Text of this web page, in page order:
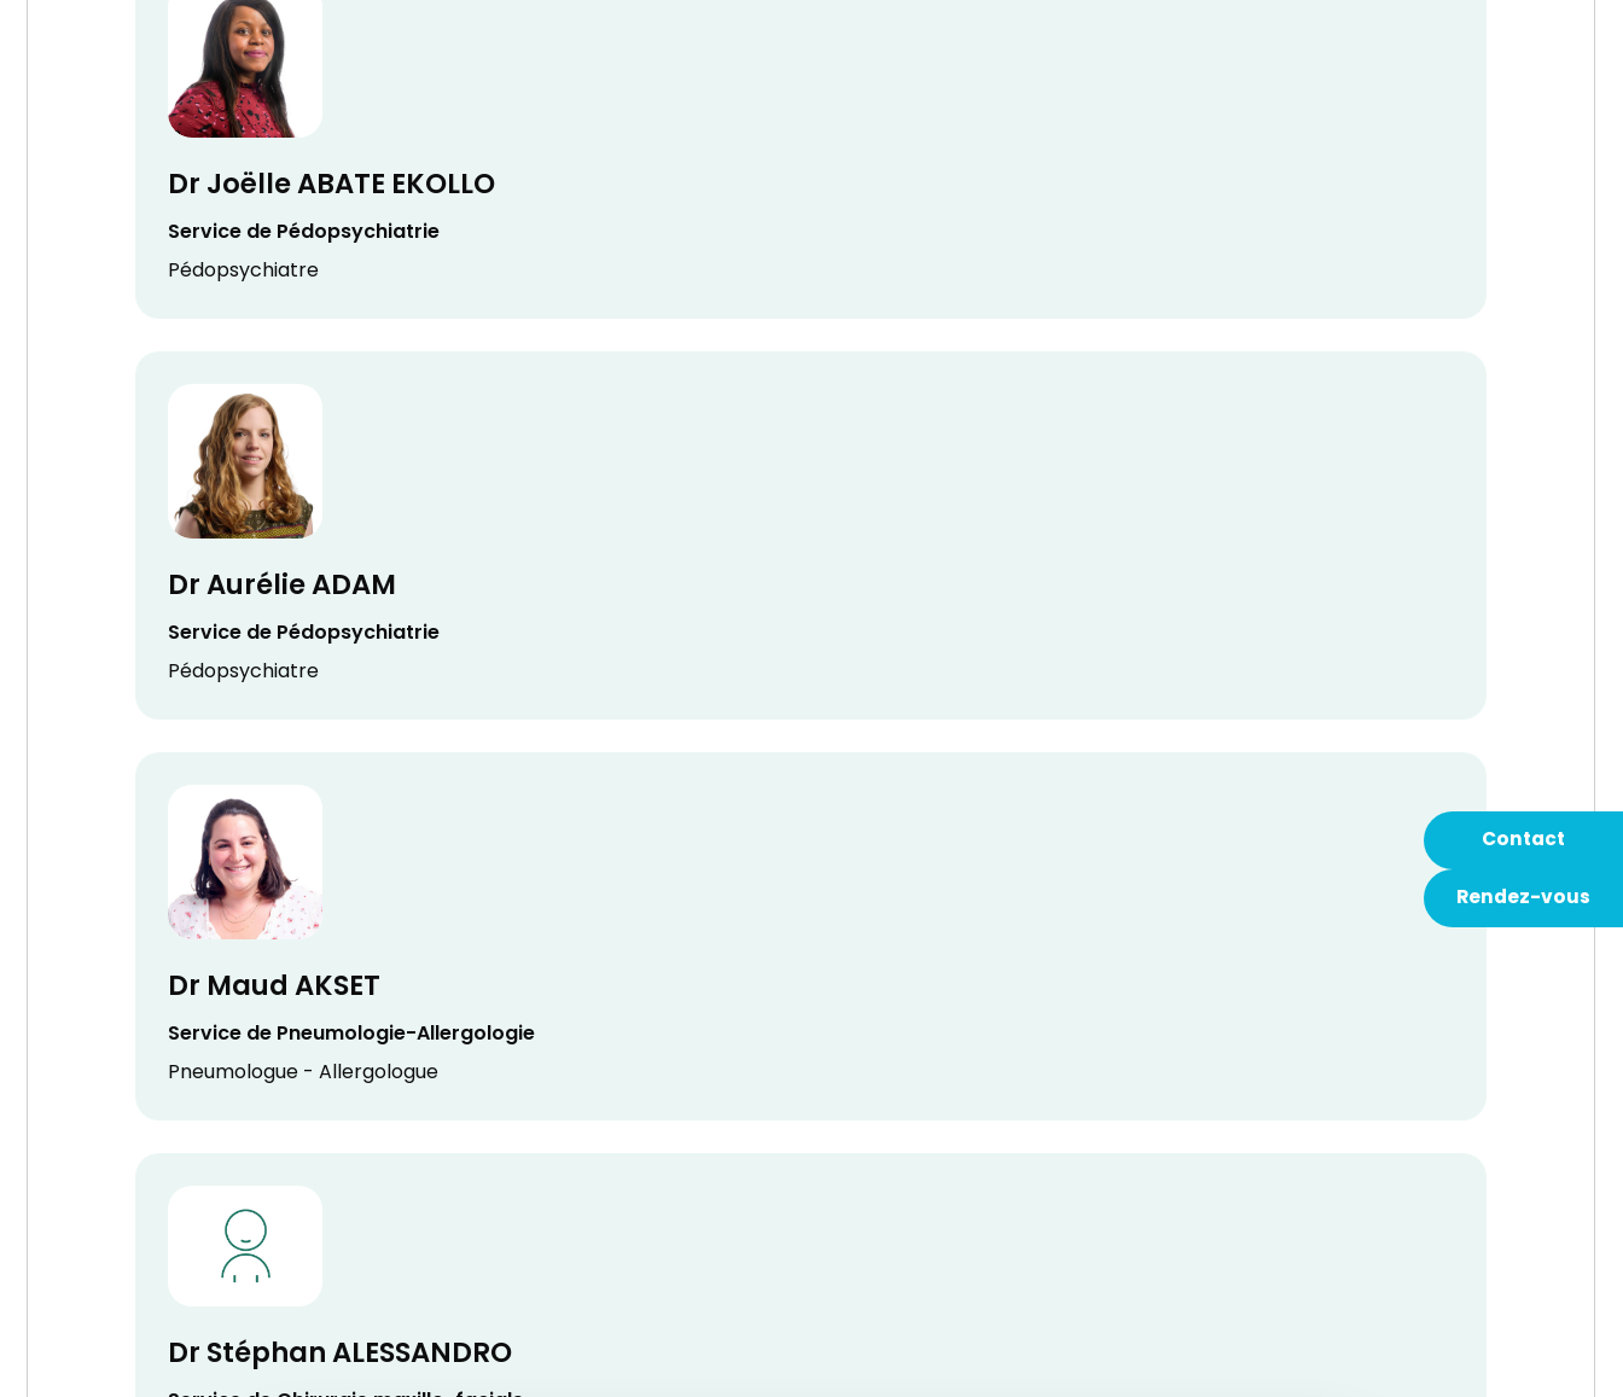
Contact
Rendez-vous
Dr Joëlle ABATE EKOLLO
Service de Pédopsychiatrie
Pédopsychiatre
Dr Aurélie ADAM
Service de Pédopsychiatrie
Pédopsychiatre
Dr Maud AKSET
Service de Pneumologie-Allergologie
Pneumologue - Allergologue
Dr Stéphan ALESSANDRO